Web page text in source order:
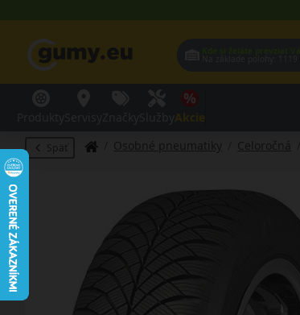
Na základe polohy:
Späť Osobné pneumatiky Celoročná